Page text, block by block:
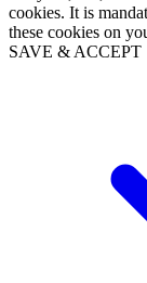
cookies. It is
these cookies on
SAVE & ACCEPT